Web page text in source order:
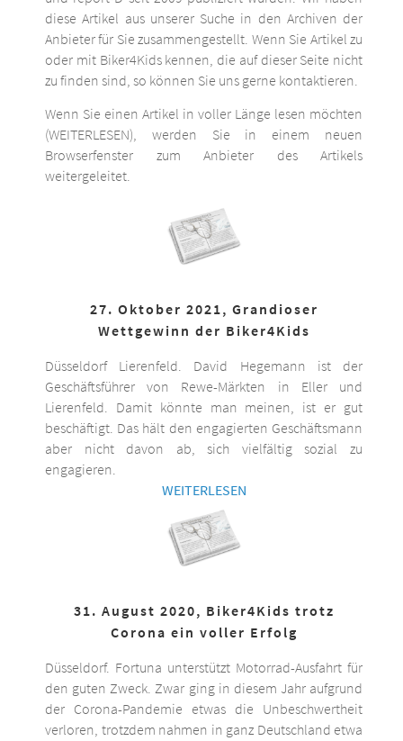
diese Artikel aus unserer Suche in den Archiven der
Anbieter für Sie zusammengestellt. Wenn Sie Artikel zu
oder mit Biker4Kids kennen, die auf dieser Seite nicht
zu finden sind, so können Sie uns gerne kontaktieren.
Wenn Sie einen Artikel in voller Länge lesen möchten
(WEITERLESEN), werden Sie in einem neuen
Browserfenster zum Anbieter des Artikels
weitergeleitet.
27. Oktober 2021, Grandioser
Wettgewinn der Biker4Kids
Düsseldorf Lierenfeld. David Hegemann ist der
Geschäftsführer von Rewe-Märkten in Eller und
Lierenfeld. Damit könnte man meinen, ist er gut
beschäftigt. Das hält den engagierten Geschäftsmann
aber nicht davon ab, sich vielfältig sozial zu
engagieren.
WEITERLESEN
31. August 2020, Biker4Kids trotz
Corona ein voller Erfolg
Düsseldorf. Fortuna unterstützt Motorrad-Ausfahrt für
den guten Zweck. Zwar ging in diesem Jahr aufgrund
der Corona-Pandemie etwas die Unbeschwertheit
verloren, trotzdem nahmen in ganz Deutschland etwa